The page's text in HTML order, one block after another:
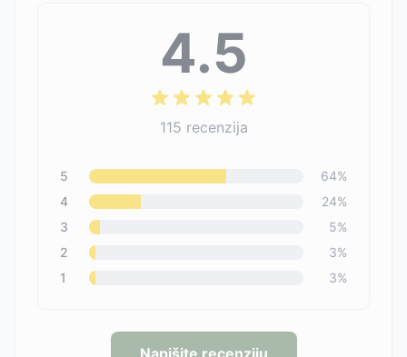
4.5
115 recenzija
5 64%
4
24%
3
5%
2
3%
1
3%
Napišite recenziju